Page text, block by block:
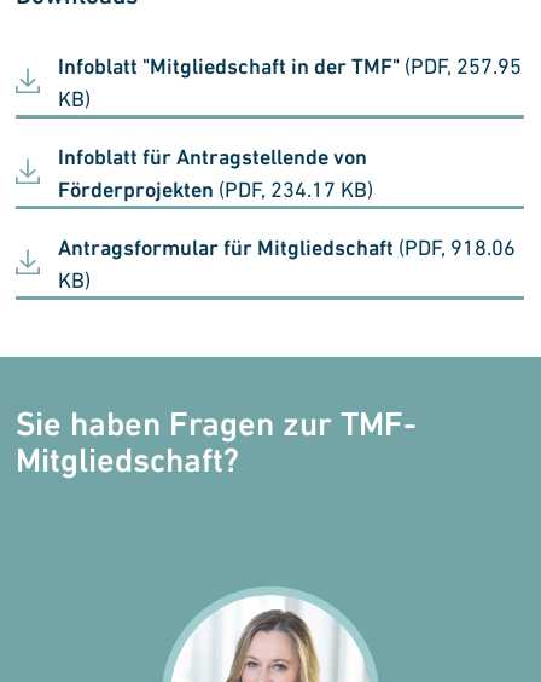
Infoblatt "Mitgliedschaft in der TMF" (PDF, 257.95
KB)
Infoblatt für Antragstellende von
Förderprojekten (PDF, 234.17 KB)
Antragsformular für Mitgliedschaft (PDF, 918.06
KB)
Sie haben Fragen zur TMF-
Mitgliedschaft?